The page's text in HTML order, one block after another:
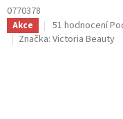
0770378
Akce
Průměrné
hodnocení
51 hodnocení
Značka: Victoria Beauty